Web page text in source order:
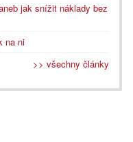
jak snížit náklady bez
na ni
>> všechny články